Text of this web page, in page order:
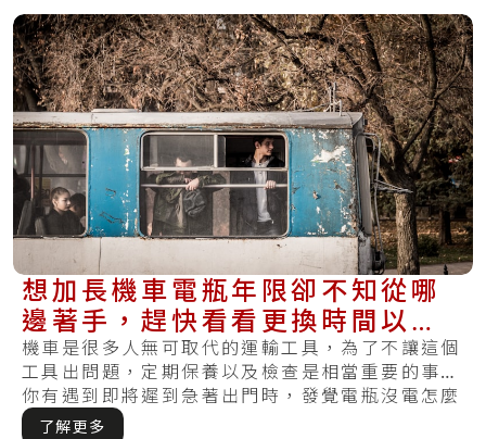
想加長機車電瓶年限卻不知從哪
邊著手，趕快看看更換時間以及
基礎的保養方法
機車是很多人無可取代的運輸工具，為了不讓這個
工具出問題，定期保養以及檢查是相當重要的事。
你有遇到即將遲到急著出門時，發覺電瓶沒電怎麼
樣都.....
了解更多